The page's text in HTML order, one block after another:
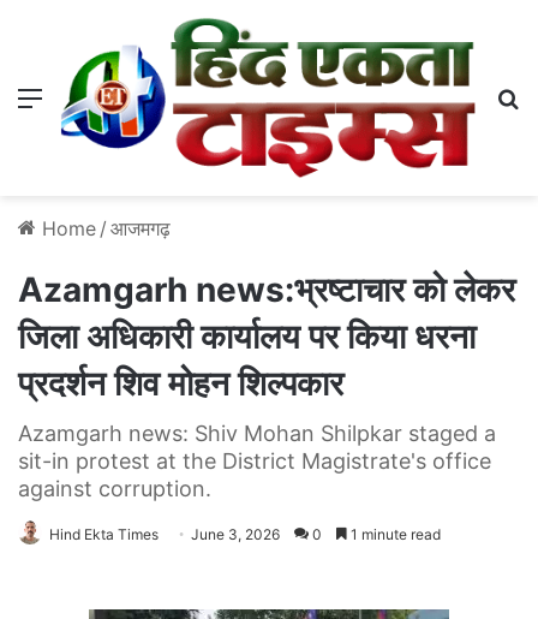
Menu
Home / आजमगढ़
Azamgarh news:भ्रष्टाचार को लेकर
जिला अधिकारी कार्यालय पर किया धरना
प्रदर्शन शिव मोहन शिल्पकार
Azamgarh news: Shiv Mohan Shilpkar staged a
sit-in protest at the District Magistrate's office
against corruption.
Hind Ekta Times June 3, 2026 0 1 minute read